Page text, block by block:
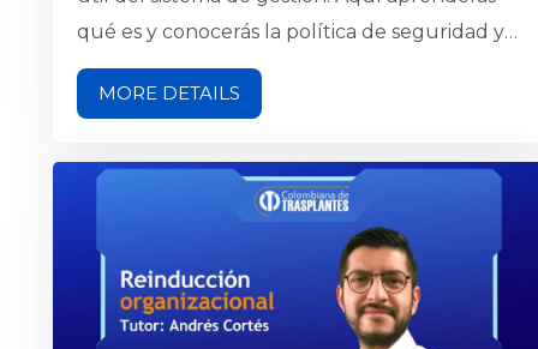
qué es y conocerás la política de seguridad y
salud en el trabajo, identificarás nuestra
aseguradora de riesgos laborales (ARL), el
accidente o incidentes laborales, los comités
del sistema de gestión y algunos tips de
ergonomía. El objetivo del curso es aportar a
mejorar las condiciones laborales y el ambiente
en el trabajo, además de la salud en el trabajo.
MORE DETAILS